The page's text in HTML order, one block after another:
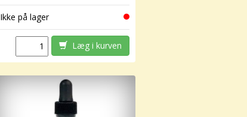
Ikke på lager
Læg i kurven